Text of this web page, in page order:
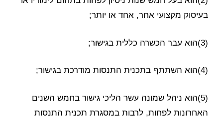
בעיסוק מקצועי אחר, אחד או יותר;
(3)הוא עבר הכשרה כללית בגישור;
(4)הוא השתתף בתכנית התנסות מודרכת בגישור;
(5)הוא ניהל שמונה עשר הליכי גישור בחמש השנים
האחרונות לפחות, לרבות במסגרת תכנית התנסות